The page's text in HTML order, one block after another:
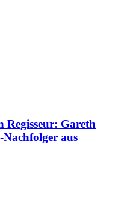
Regisseur: Gareth
aus